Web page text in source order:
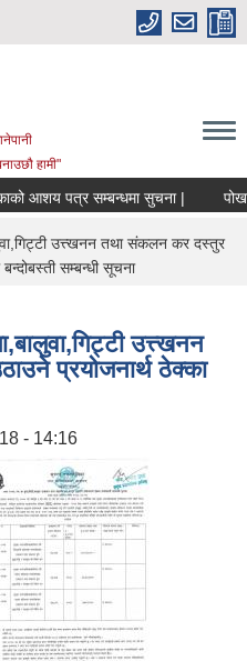
हामी"
आशय पत्र सम्बन्धमा सुचना |
उत्त्खनन तथा संकलन कर दस्तुर
सम्बन्धी सूचना
उत्त्खनन
प्रयोजनार्थ ठेक्का
- 14:16